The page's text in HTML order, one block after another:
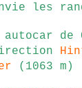
les
de
(1063 m)